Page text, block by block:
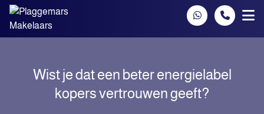
Spring naar inhoud
Wist je dat een beter energielabel
kopers vertrouwen geeft?